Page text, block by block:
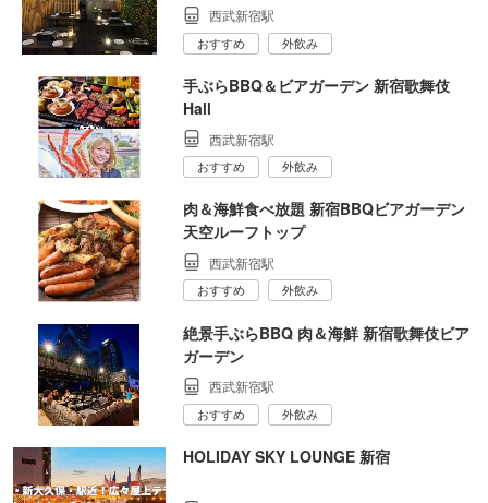
西武新宿駅
おすすめ 外飲み
手ぶらBBQ＆ビアガーデン 新宿歌舞伎
Hall
西武新宿駅
おすすめ 外飲み
肉＆海鮮食べ放題 新宿BBQビアガーデン
天空ルーフトップ
西武新宿駅
おすすめ 外飲み
絶景手ぶらBBQ 肉＆海鮮 新宿歌舞伎ビア
ガーデン
西武新宿駅
おすすめ 外飲み
HOLIDAY SKY LOUNGE 新宿